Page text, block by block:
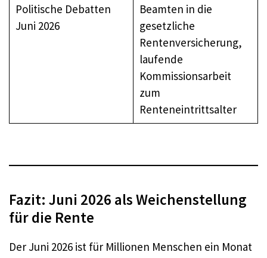
Politische Debatten
Juni 2026
Beamten in die
gesetzliche
Rentenversicherung,
laufende
Kommissionsarbeit
zum
Renteneintrittsalter
Fazit: Juni 2026 als Weichenstellung
für die Rente
Der Juni 2026 ist für Millionen Menschen ein Monat